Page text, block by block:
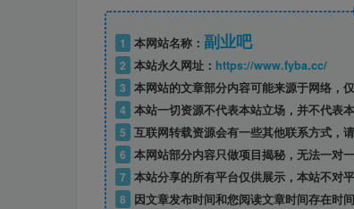
1 本网站名称： 副业吧
2 本站永久网址： https://www.fyba.cc/
3 本网站的文章部分内容可能来源于网络，
4 本站一切资源不代表本站立场，并不代表
5 互联网转载资源会有一些其他联系方式，
6 本网站部分内容只做项目揭秘，无法一对
7 本站分享的所有平台仅供展示，本站不对
8
因文章发布时间和您阅读文章时间存在时